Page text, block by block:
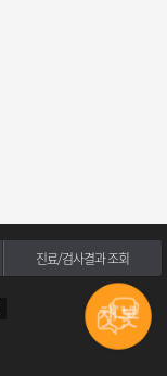
진료/검사결과 조회